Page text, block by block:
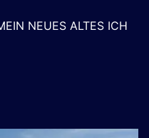
NEUES ALTES ICH